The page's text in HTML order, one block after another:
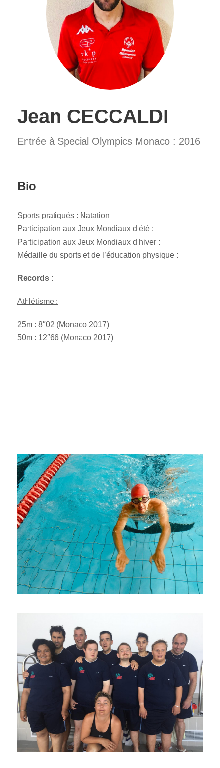
Jean CECCALDI
Entrée à Special Olympics Monaco : 2016
Bio
Sports pratiqués : Natation
Participation aux Jeux Mondiaux d’été :
Participation aux Jeux Mondiaux d’hiver :
Médaille du sports et de l’éducation physique :
Records :
Athlétisme :
25m : 8″02 (Monaco 2017)
50m : 12″66 (Monaco 2017)